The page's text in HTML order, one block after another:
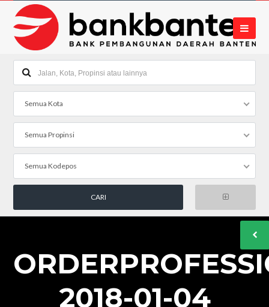
Semua Kota
Semua Propinsi
Semua Kodepos
2018-01-04